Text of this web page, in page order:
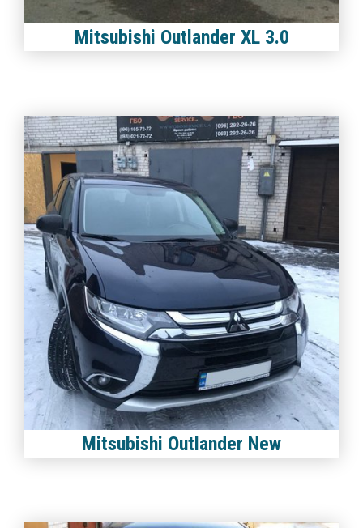
Mitsubishi Outlander XL 3.0
Mitsubishi Outlander New